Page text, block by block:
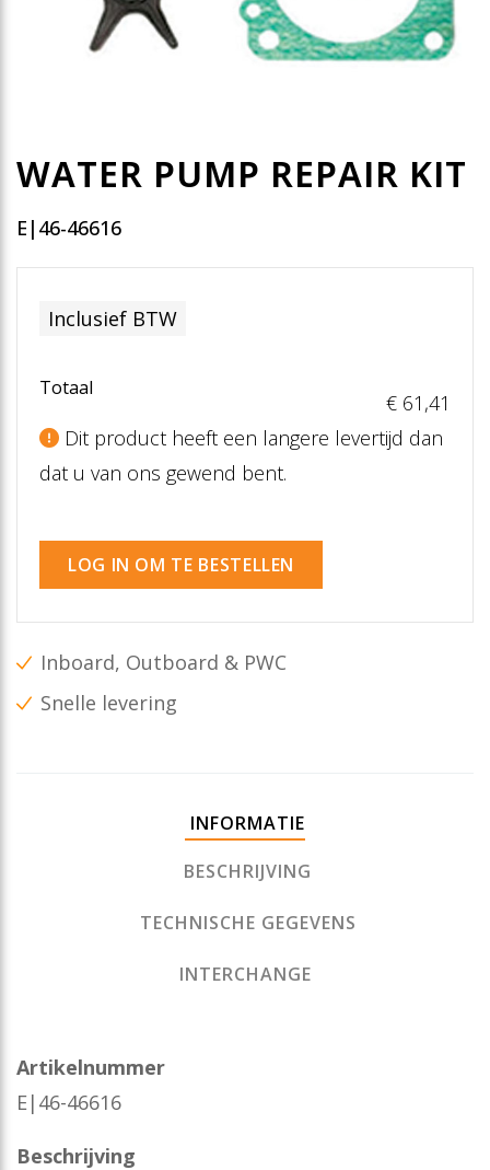
WATER PUMP REPAIR KIT
E|46-46616
Inclusief BTW
Totaal
€ 61 ,41
Dit product heeft een langere levertijd dan
dat u van ons gewend bent.
LOG IN OM TE BESTELLEN
Inboard, Outboard & PWC
Snelle levering
INFORMATIE
BESCHRIJVING
TECHNISCHE GEGEVENS
INTERCHANGE
Artikelnummer
E|46-46616
Beschrijving